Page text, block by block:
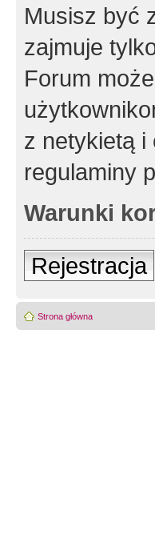
Musisz być
zajmuje
Forum
z netykietą i
regulaminy
Warunki
Rejestracja
Strona główna